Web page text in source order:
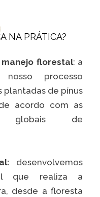
NA PRÁTICA?
florestal: a
processo
plantadas de pínus
acordo com as
globais de
desenvolvemos
que realiza a
desde a floresta